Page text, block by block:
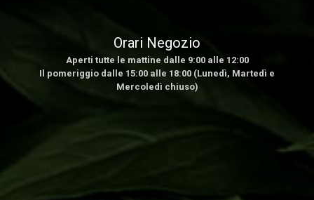
Orari Negozio
Aperti tutte le mattine dalle 9:00 alle 12:00
Il pomeriggio dalle 15:00 alle 18:00 (Lunedì, Martedì e
Mercoledì chiuso)